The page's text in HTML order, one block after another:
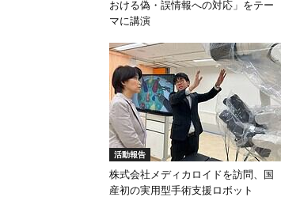
おける偽・誤情報への対応」をテー
マに講演
活動報告
株式会社メディカロイドを訪問、国
産初の実用型手術支援ロボット